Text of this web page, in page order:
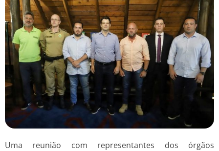
Uma reunião com representantes dos órgãos